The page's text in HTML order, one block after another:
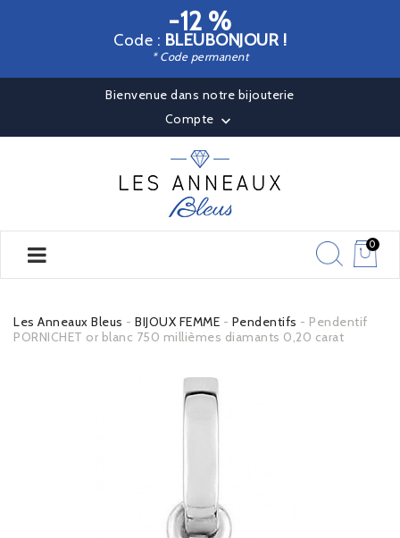
-12 %
Code : BLEUBONJOUR !
* Code permanent
Bienvenue dans notre bijouterie
Compte 
0
Les Anneaux Bleus BIJOUX FEMME Pendentifs
Pendentif
PORNICHET or blanc 750 millièmes diamants 0,20 carat